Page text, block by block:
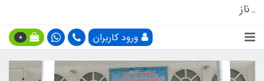
ناز
ورود کاربران 0